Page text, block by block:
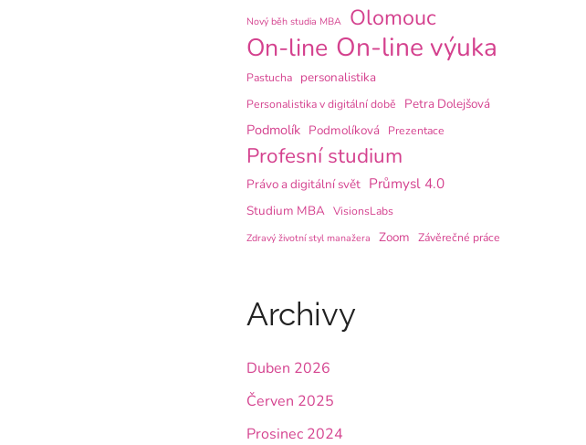
Nový běh studia MBA Olomouc
On-line On-line výuka
Pastucha personalistika
Personalistika v digitální době Petra Dolejšová
Podmolík Podmolíková Prezentace
Profesní studium
Právo a digitální svět Průmysl 4.0
Studium MBA VisionsLabs
Zdravý životní styl manažera Zoom Závěrečné práce
Archivy
Duben 2026
Červen 2025
Prosinec 2024